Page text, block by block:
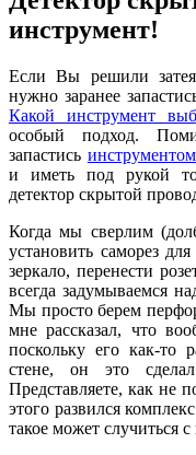
инструмент!
Если Вы решили
нужно заранее
Какой инструмент
особый подход.
запастись
и иметь под рукой
детектор скрытой
Когда мы сверлим
установить саморез
зеркало, перенести
всегда задумываемся
Мы просто берем
мне рассказал, что
поскольку его как-то
стене, он это
Представляете, как не
этого развился
такое может случиться